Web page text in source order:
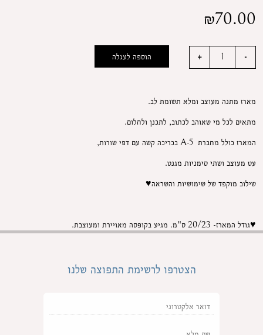
₪70.00
הוספה לעגלה
מארז מתנה מעוצב ומלא תשומת לב.
מתאים לכל מי שאוהב לכתוב, לתכנן ולחלום.
המארז כולל מחברת A-5 בכריכה קשה עם דפי שורות,
עט מעוצב ושתי סימניות מגנט.
שילוב מוקפד של שימושיות והשראה♥
♥גודל המארז- 20/23 ס"מ. מגיע בקופסה מאויירת ומעוצבת.
הצטרפו לרשימת התפוצה שלנו